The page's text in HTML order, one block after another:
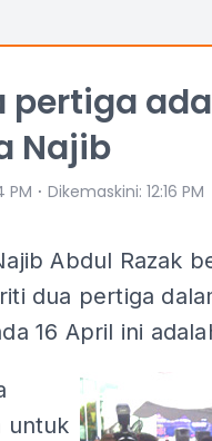
pertiga
Najib
PM ⋅ Dikemaskini: 12:16 PM
Abdul Razak
dua pertiga
16 April ini
untuk